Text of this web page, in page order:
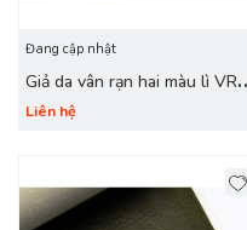
Đang cập nhật
Giả da vân rạn hai màu lì VRL
724 xanh nước biển
Liên hệ